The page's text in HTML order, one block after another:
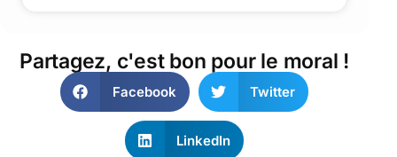
Partagez, c'est bon pour le moral !
Facebook Twitter
LinkedIn